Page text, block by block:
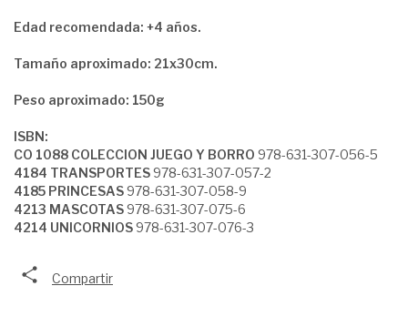
Edad recomendada: +4 años.
Tamaño aproximado: 21x30cm.
Peso aproximado: 150g
ISBN:
CO 1088 COLECCION JUEGO Y BORRO 978-631-307-056-5
4184 TRANSPORTES 978-631-307-057-2
4185 PRINCESAS 978-631-307-058-9
4213 MASCOTAS 978-631-307-075-6
4214 UNICORNIOS 978-631-307-076-3
Compartir